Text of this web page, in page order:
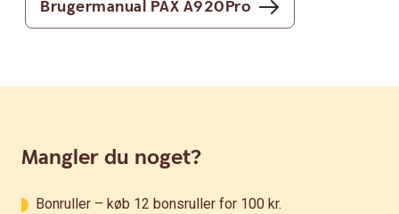
Brugermanual PAX A920Pro
Mangler du noget?
Bonruller – køb 12 bonsruller for 100 kr.